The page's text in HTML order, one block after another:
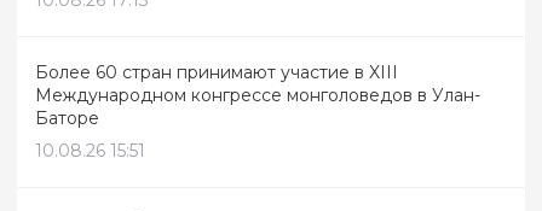
Более 60 стран принимают участие в XIII
Международном конгрессе монголоведов в Улан-
Баторе
10.08.26 15:51